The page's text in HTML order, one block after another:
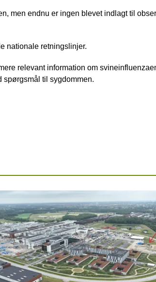
men endnu er ingen blevet indlagt til
nationale retningslinjer.
relevant information om
spørgsmål til sygdommen.